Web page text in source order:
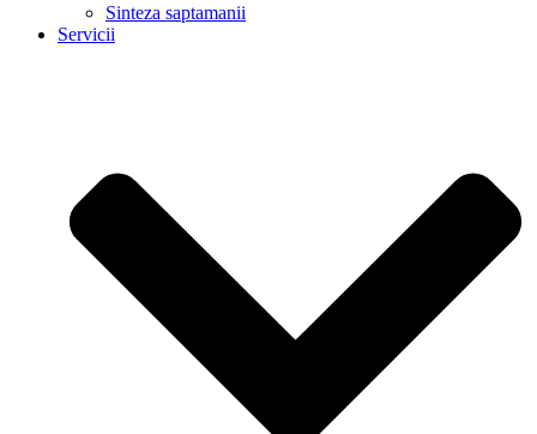
Sinteza saptamanii
Servicii